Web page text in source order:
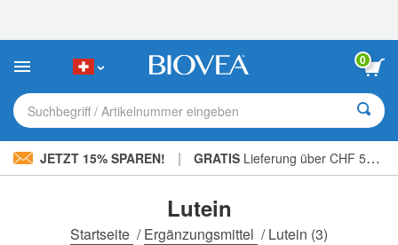
Sie:
Website
ein
Barrierefreiheitssystem.
0
Suchbegriff / Artikelnummer eingeben
JETZT 15% SPAREN! | GRATIS Lieferung über CHF 56.00 »
Lutein
Startseite /Ergänzungsmittel /Lutein (3)